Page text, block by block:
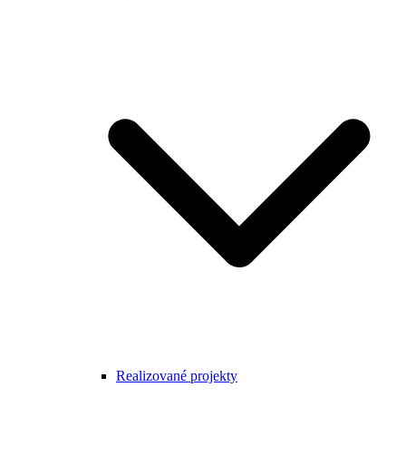
Realizované projekty